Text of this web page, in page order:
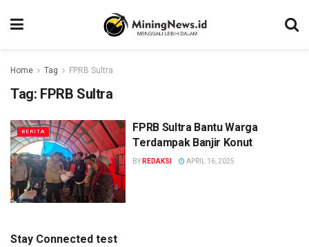
Home Tag FPRB Sultra
Tag: FPRB Sultra
BERITA
FPRB Sultra Bantu Warga
Terdampak Banjir Konut
BY REDAKSI APRIL 16, 2025
Stay Connected test